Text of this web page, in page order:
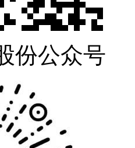
份公众号